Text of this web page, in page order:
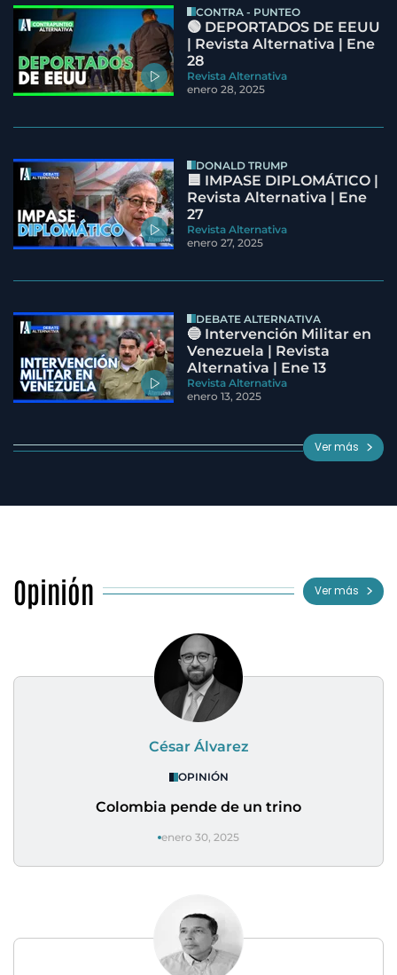
CONTRA - PUNTEO
🟢 DEPORTADOS DE EEUU
| Revista Alternativa | Ene
28
Revista Alternativa
enero 28, 2025
DONALD TRUMP
🟦 IMPASE DIPLOMÁTICO |
Revista Alternativa | Ene
27
Revista Alternativa
enero 27, 2025
DEBATE ALTERNATIVA
🔵 Intervención Militar en
Venezuela | Revista
Alternativa | Ene 13
Revista Alternativa
enero 13, 2025
Ver más
Opinión Ver más
César Álvarez
OPINIÓN
Colombia pende de un trino
enero 30, 2025